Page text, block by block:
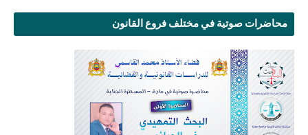
محاضرات صوتية في مختلف فروع القانون